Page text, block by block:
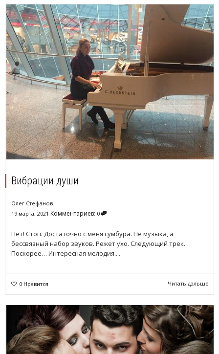
Вибрации души
Олег Стефанов
19 марта, 2021 Комментариев: 0
Нет! Стоп. Достаточно с меня сумбура. Не музыка, а
бессвязный набор звуков. Режет ухо. Следующий трек.
Поскорее… Интересная мелодия....
0 Нравится Читать дальше